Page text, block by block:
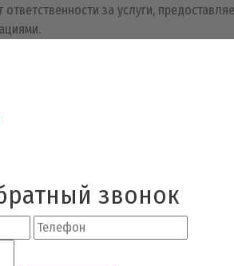
за услуги,
звонок